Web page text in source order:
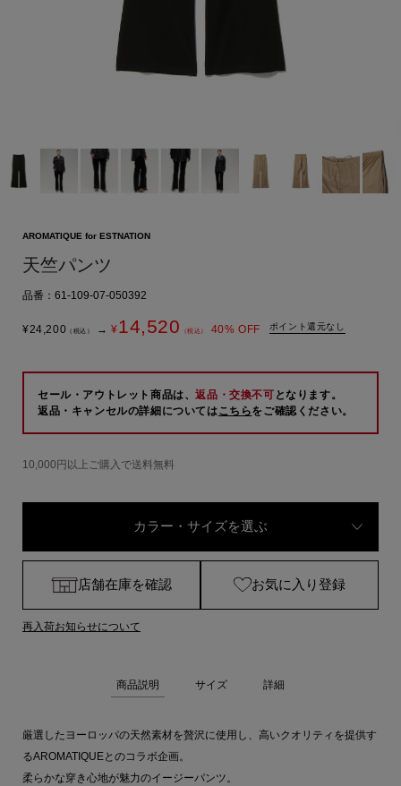
AROMATIQUE for ESTNATION
天竺パンツ
品番：61-109-07-050392
¥24,200 （税込） → ¥14,520 （税込） 40% OFF ポイント還元なし
セール・アウトレット商品は、返品・交換不可 となります。
返品・キャンセルの詳細についてはこちらをご確認ください。
10,000円以上ご購入で送料無料
カラー・サイズを選ぶ
店舗在庫を確認 お気に入り登録
再入荷お知らせについて
商品説明 サイズ 詳細
厳選したヨーロッパの天然素材を贅沢に使用し、高いクオリティを提供す
るAROMATIQUEとのコラボ企画。
柔らかな穿き心地が魅力のイージーパンツ。